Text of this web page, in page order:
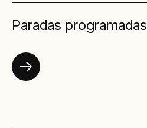
Paradas programadas